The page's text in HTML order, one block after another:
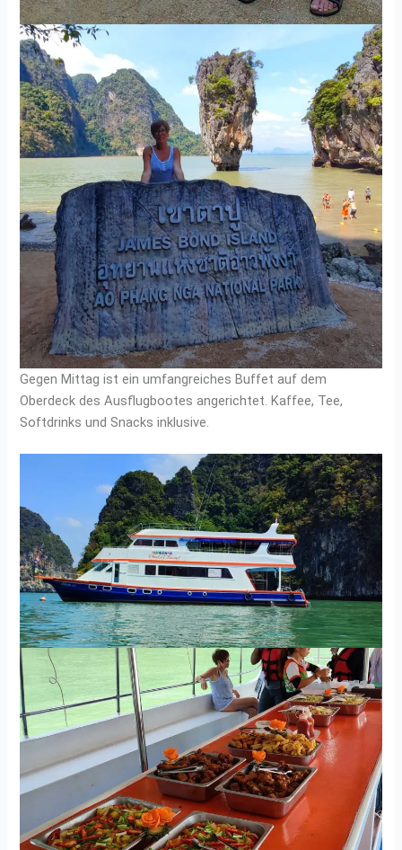
Gegen Mittag ist ein umfangreiches Buffet auf dem
Oberdeck des Ausflugbootes angerichtet. Kaffee, Tee,
Softdrinks und Snacks inklusive.